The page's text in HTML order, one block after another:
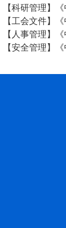
毕业生授予学
【科研管理】
化管理办法（
【工会文件】
扶助金管理办
【人事管理】
教师延聘工作
【安全管理】